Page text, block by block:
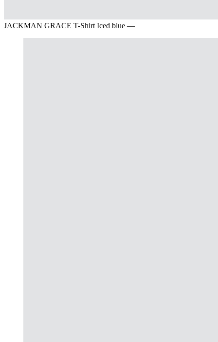
JACKMAN GRACE T-Shirt Iced blue —